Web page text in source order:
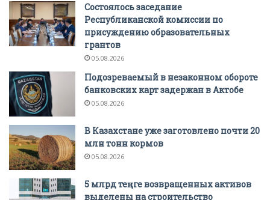
Состоялось заседание
Республиканской комиссии по
присуждению образовательных
грантов
05.08.2026
Подозреваемый в незаконном обороте
банковских карт задержан в Актобе
05.08.2026
В Казахстане уже заготовлено почти 20
млн тонн кормов
05.08.2026
5 млрд теңге возвращенных активов
выделены на строительство